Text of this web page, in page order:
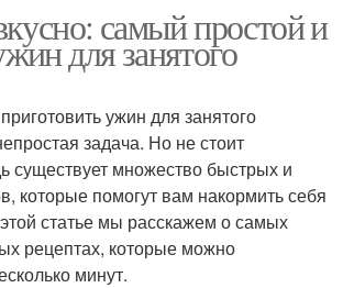
самый простой и
для занятого
ужин для занятого
задача. Но не стоит
существует множество быстрых и
которые помогут вам накормить себя
статье мы расскажем о самых
рецептах, которые можно
минут.